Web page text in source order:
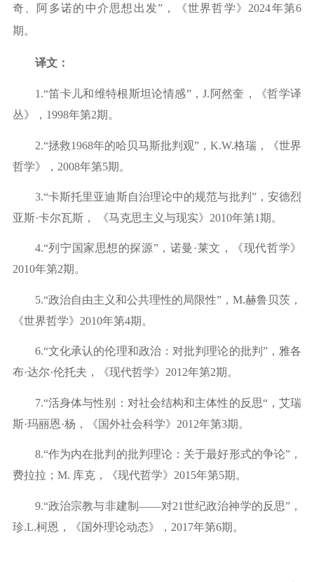
奇、阿多诺的中介思想出发”，《世界哲学》2024年第6
期。
译文：
1.“笛卡儿和维特根斯坦论情感”，J. 阿然奎，《哲学译
丛》， 1998年第2期。
2.“拯救1968年的哈贝马斯批判观”，K.W.格瑞，《世界
哲学》， 2008年第5期。
3.“卡斯托里亚迪斯自治理论中的规范与批判”，安德烈
亚斯·卡尔瓦斯，
《马克思主义与现实》 2010年第1期。
4.“列宁国家思想的探源”，诺曼·莱文，《现代哲学》
2010年第2期。
5.“政治自由主义和公共理性的局限性”，M.赫鲁贝茨，
《世界哲学》 2010年第4期。
6.“文化承认的伦理和政治：对批判理论的批判”，雅各
布·达尔·伦托夫，《现代哲学》2012年第2期。
7.“活身体与性别：对社会结构和主体性的反思“，艾瑞
斯·玛丽恩·杨，《国外社会科学》2012年第3期。
8.“作为内在批判的批判理论：关于最好形式的争论”，
费拉拉；M. 库克，《现代哲学》 2015年第5期。
9.“政治宗教与非建制——对21世纪政治神学的反思”，
珍.L.柯恩，《国外理论动态》， 2017年第6期。